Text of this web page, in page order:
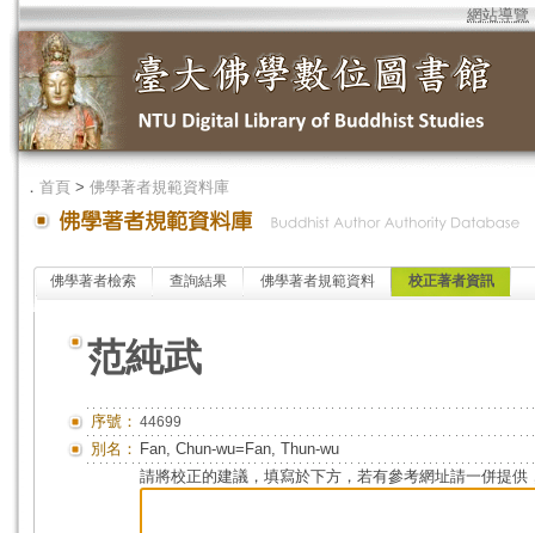
網站導覽
． 首頁 > 佛學著者規範資料庫
佛學著者檢索 查詢結果 佛學著者規範資料 校正著者資訊
范純武
序號： 44699
別名： Fan, Chun-wu=Fan, Thun-wu
請將校正的建議，填寫於下方，若有參考網址請一併提供